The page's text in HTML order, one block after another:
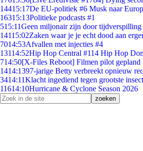
14415:17De EU-politiek #6 Musk naar
16315:13Politieke podcasts #1
515:11Geen miljonair zijn door tijdverspilling
14115:02Zaken waar je je echt dood aan
7014:53Afvallen met injecties #4
13114:52Hip Hop Central #114 Hip Hop
714:50[X-Files Reboot] Filmen pilot gepland
1414:1397-jarige Betty verbreekt opnieuw
3414:11Klacht ingediend tegen grootste
11614:10Hurricane & Cyclone Season 2026